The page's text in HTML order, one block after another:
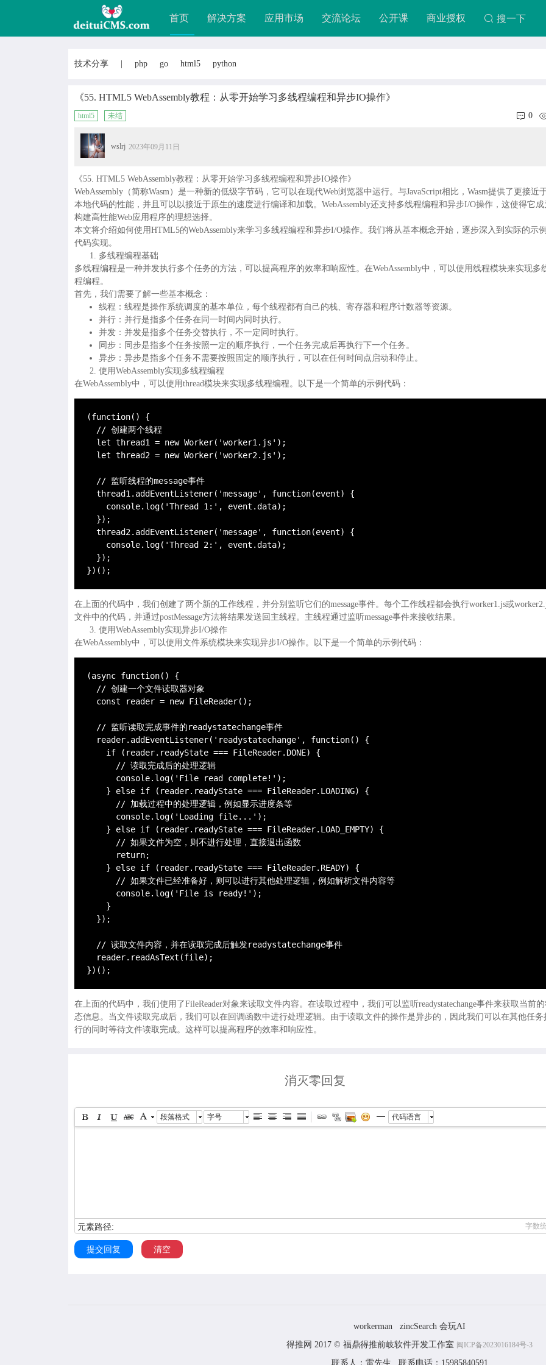
首页 解决方案 应用市场 交流论坛 公开课 商业授权 搜一下
技术分享 php go html5 python
《55. HTML5 WebAssembly教程：从零开始学习多线程编程和异步IO操作》
html5 未结 0
wslrj 2023年09月11日
《55. HTML5 WebAssembly教程：从零开始学习多线程编程和异步IO操作》
WebAssembly（简称Wasm）是一种新的低级字节码，它可以在现代Web浏览器中运行。与JavaScript相比，Wasm提供了更接近
本地代码的性能，并且可以以接近于原生的速度进行编译和加载。WebAssembly还支持多线程编程和异步I/O操作，这使得它成
构建高性能Web应用程序的理想选择。
本文将介绍如何使用HTML5的WebAssembly来学习多线程编程和异步I/O操作。我们将从基本概念开始，逐步深入到实际的示
代码实现。
多线程编程基础
多线程编程是一种并发执行多个任务的方法，可以提高程序的效率和响应性。在WebAssembly中，可以使用线程模块来实现多
程编程。
首先，我们需要了解一些基本概念：
线程：线程是操作系统调度的基本单位，每个线程都有自己的栈、寄存器和程序计数器等资源。
并行：并行是指多个任务在同一时间内同时执行。
并发：并发是指多个任务交替执行，不一定同时执行。
同步：同步是指多个任务按照一定的顺序执行，一个任务完成后再执行下一个任务。
异步：异步是指多个任务不需要按照固定的顺序执行，可以在任何时间点启动和停止。
使用WebAssembly实现多线程编程
在WebAssembly中，可以使用thread模块来实现多线程编程。以下是一个简单的示例代码：
(function() {
  // 创建两个线程
  let thread1 = new Worker('worker1.js');
  let thread2 = new Worker('worker2.js');
  // 监听线程的message事件
  thread1.addEventListener('message', function(event) {
    console.log('Thread 1:', event.data);
  });
  thread2.addEventListener('message', function(event) {
    console.log('Thread 2:', event.data);
  });
})();
在上面的代码中，我们创建了两个新的工作线程，并分别监听它们的message事件。每个工作线程都会执行worker1.js或
文件中的代码，并通过postMessage方法将结果发送回主线程。主线程通过监听message事件来接收结果。
使用WebAssembly实现异步I/O操作
在WebAssembly中，可以使用文件系统模块来实现异步I/O操作。以下是一个简单的示例代码：
(async function() {
  // 创建一个文件读取器对象
  const reader = new FileReader();
  // 监听读取完成事件的readystatechange事件
  reader.addEventListener('readystatechange', function() {
    if (reader.readyState === FileReader.DONE) {
      // 读取完成后的处理逻辑
      console.log('File read complete!');
    } else if (reader.readyState === FileReader.LOADING) {
      // 加载过程中的处理逻辑，例如显示进度条等
      console.log('Loading file...');
    } else if (reader.readyState === FileReader.LOAD_EMPTY) {
      // 如果文件为空，则不进行处理，直接退出函数
      return;
    } else if (reader.readyState === FileReader.READY) {
      // 如果文件已经准备好，则可以进行其他处理逻辑，例如解析文件内容等
      console.log('File is ready!');
    }
  });
  // 读取文件内容，并在读取完成后触发readystatechange事件
  reader.readAsText(file);
})();
在上面的代码中，我们使用了FileReader对象来读取文件内容。在读取过程中，我们可以监听readystatechange事件来获取当前
态信息。当文件读取完成后，我们可以在回调函数中进行处理逻辑。由于读取文件的操作是异步的，因此我们可以在其他任务
行的同时等待文件读取完成。这样可以提高程序的效率和响应性。
消灭零回复
段落格式 字号 代码语言
元素路径: 字数
提交回复 清空
workerman zincSearch 会玩AI
得推网 2017 © 福鼎得推前岐软件开发工作室 闽ICP备2023016184号-3
联系人：雷先生 联系电话：15985840591